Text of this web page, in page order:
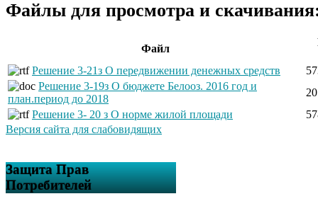
Файлы для просмотра и
Файл
Решение 3-21з О передвижении денежных средств
Решение 3-19з О бюджете Белооз. 2016 год и
план.период до 2018
Решение 3- 20 з О норме жилой площади
Версия сайта для слабовидящих
Защита Прав
Потребителей